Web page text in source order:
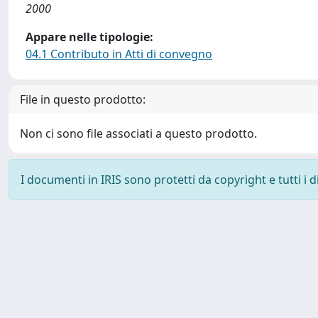
2000
Appare nelle tipologie:
04.1 Contributo in Atti di convegno
File in questo prodotto:
Non ci sono file associati a questo prodotto.
I documenti in IRIS sono protetti da copyright e tutti i